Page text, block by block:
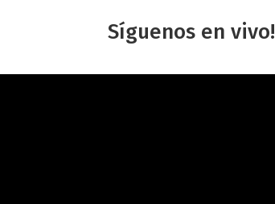
Síguenos en vivo!